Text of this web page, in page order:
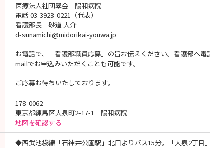
医療法人社団翠会 陽和病院
電話 03-3923-0221（代表）
看護部長 砂道 大介
d-sunamichi@midorikai-youwa.jp
お電話で、「看護部職員応募」の旨お伝えください。看護部へ電
mailでお申込みいただくことも可能です。
ご応募お待ちいたしております。
178-0062
東京都練馬区大泉町2-17-1 陽和病院
地図を確認する
◆西武池袋線「石神井公園駅」北口よりバス15分。「大泉2丁目